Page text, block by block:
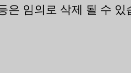
은 임의로 삭제 될 수 있